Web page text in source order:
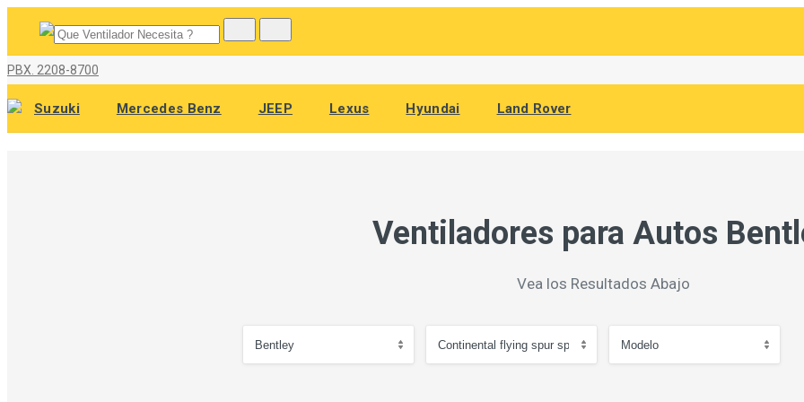
PBX. 2208-8700
Suzuki Mercedes Benz JEEP Lexus Hyundai Land Rover
Ventiladores para Autos
Vea los Resultados Abajo